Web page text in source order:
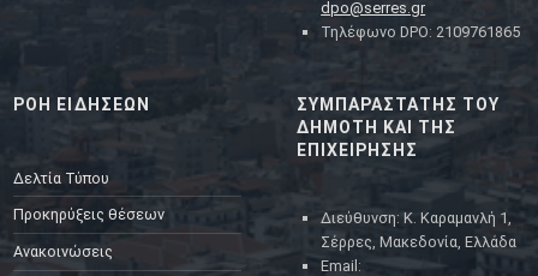
dpo@serres.gr
Τηλέφωνο DPO: 2109761865
ΡΟΗ ΕΙΔΗΣΕΩΝ
Δελτία Τύπου
Προκηρύξεις θέσεων
Ανακοινώσεις
ΣΥΜΠΑΡΑΣΤΑΤΗΣ ΤΟΥ
ΔΗΜΟΤΗ ΚΑΙ ΤΗΣ
ΕΠΙΧΕΙΡΗΣΗΣ
Διεύθυνση: Κ. Καραμανλή 1,
Σέρρες, Μακεδονία, Ελλάδα
Email: